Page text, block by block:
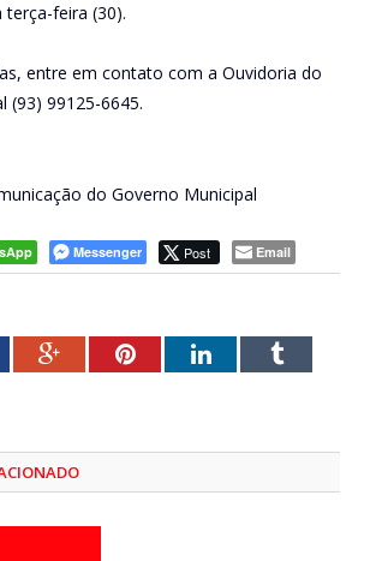
feira (30).
entre em contato com a Ouvidoria do
(93) 99125-6645.
do Governo Municipal
Messenger Post Email
Google+PinterestLinkedInTumblr